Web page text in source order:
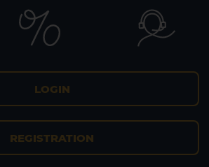
Fuerteventura
LOGIN
REGISTRATION